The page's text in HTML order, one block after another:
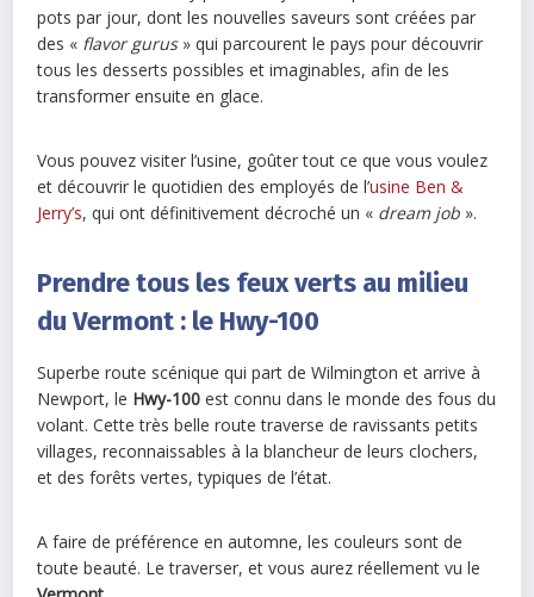
pots par jour, dont les nouvelles saveurs sont créées par
des « flavor gurus» qui parcourent le pays pour découvrir
tous les desserts possibles et imaginables, afin de les
transformer ensuite en glace.
Vous pouvez visiter l’usine, goûter tout ce que vous voulez
et découvrir le quotidien des employés de l’usine Ben &
Jerry’s, qui ont définitivement décroché un « dream job ».
Prendre tous les feux verts au milieu
du Vermont : le Hwy-100
Superbe route scénique qui part de Wilmington et arrive à
Newport, le Hwy-100 est connu dans le monde des fous du
volant. Cette très belle route traverse de ravissants petits
villages, reconnaissables à la blancheur de leurs clochers,
et des forêts vertes, typiques de l’état.
A faire de préférence en automne, les couleurs sont de
toute beauté. Le traverser, et vous aurez réellement vu le